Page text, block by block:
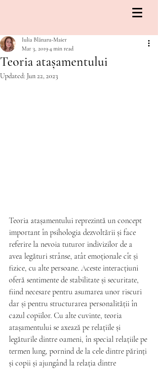
Teoria atașamentului
Iulia Blănaru-Maier
Mar 3, 2019 4 min read
Updated: Jun 22, 2023
Teoria atașamentului reprezintă un concept
important în psihologia dezvoltării și face
referire la nevoia tuturor indivizilor de a
avea legături strânse, atât emoționale cît și
fizice, cu alte persoane. Aceste interacțiuni
oferă sentimente de stabilitate și securitate,
fiind necesare pentru asumarea unor riscuri
dar și pentru structurarea personalității în
cazul copiilor. Cu alte cuvinte, teoria
atașamentului se axează pe relațiile și
legăturile dintre oameni, în special relațiile pe
termen lung, pornind de la cele dintre părinți
și copii și ajungând la relația dintre